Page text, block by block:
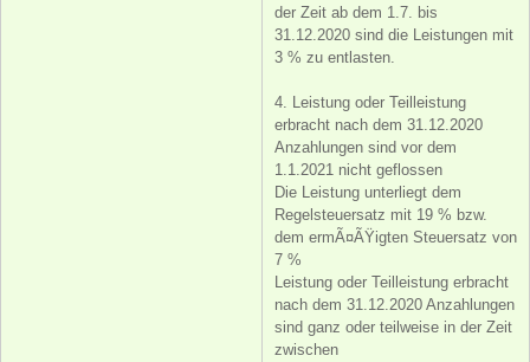
der Zeit ab dem 1.7. bis
31.12.2020 sind die Leistungen mit
3 % zu entlasten.
4. Leistung oder Teilleistung
erbracht nach dem 31.12.2020
Anzahlungen sind vor dem
1.1.2021 nicht geflossen
Die Leistung unterliegt dem
Regelsteuersatz mit 19 % bzw.
dem ermÃ¤ÃŸigten Steuersatz von
7 %
Leistung oder Teilleistung erbracht
nach dem 31.12.2020 Anzahlungen
sind ganz oder teilweise in der Zeit
zwischen